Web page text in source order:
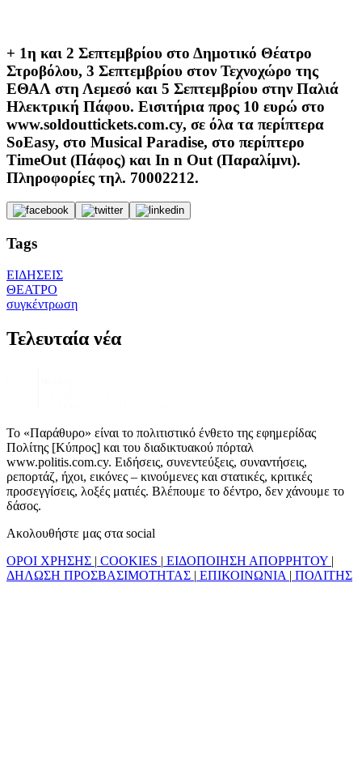
+ 1η και 2 Σεπτεμβρίου στο Δημοτικό Θέατρο
Στροβόλου, 3 Σεπτεμβρίου στον Τεχνοχώρο της
ΕΘΑΛ στη Λεμεσό και 5 Σεπτεμβρίου στην Παλιά
Ηλεκτρική Πάφου. Εισιτήρια προς 10 ευρώ στο
www.soldouttickets.com.cy, σε όλα τα περίπτερα
SoEasy, στο Musical Paradise, στο περίπτερο
TimeOut (Πάφος) και In n Out (Παραλίμνι).
Πληροφορίες τηλ. 70002212.
Tags
ΕΙΔΗΣΕΙΣ
ΘΕΑΤΡΟ
συγκέντρωση
Τελευταία νέα
Το «Παράθυρο» είναι το πολιτιστικό ένθετο της εφημερίδας
Πολίτης [Κύπρος] και του διαδικτυακού πόρταλ
www.politis.com.cy. Ειδήσεις, συνεντεύξεις, συναντήσεις,
ρεπορτάζ, ήχοι, εικόνες – κινούμενες και στατικές, κριτικές
προσεγγίσεις, λοξές ματιές. Βλέπουμε το δέντρο, δεν χάνουμε το
δάσος.
Ακολουθήστε μας στα social
ΟΡΟΙ ΧΡΗΣΗΣ | COOKIES | ΕΙΔΟΠΟΙΗΣΗ ΑΠΟΡΡΗΤΟΥ |
ΔΗΛΩΣΗ ΠΡΟΣΒΑΣΙΜΟΤΗΤΑΣ | ΕΠΙΚΟΙΝΩΝΙΑ | ΠΟΛΙΤΗΣ